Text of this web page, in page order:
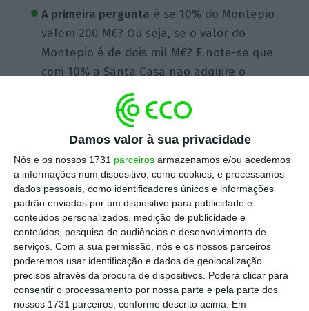
Damos valor à sua privacidade
Nós e os nossos 1731 parceiros armazenamos e/ou acedemos
a informações num dispositivo, como cookies, e processamos
dados pessoais, como identificadores únicos e informações
padrão enviadas por um dispositivo para publicidade e
conteúdos personalizados, medição de publicidade e
conteúdos, pesquisa de audiências e desenvolvimento de
serviços. Com a sua permissão, nós e os nossos parceiros
poderemos usar identificação e dados de geolocalização
precisos através da procura de dispositivos. Poderá clicar para
consentir o processamento por nossa parte e pela parte dos
nossos 1731 parceiros, conforme descrito acima. Em
A primeira pergunta é se 10% do Montepio
valem 200 M€? Ou seja, se o valor do
Montepio é de dois mil M€? E note-se que
com 10% a Santa Casa não adquire o
controlo da instituição (pelo contrário, esse
controlo permanece na Associação
Mutualista), pelo que nem sequer se pode
falar de um prémio pelo controlo, que faria o
preço do Montepio subir.
Olhando ao relatório de 2016 do Montepio, vemos
que o capital do banco ronda os 1.4 mil M€, sendo
que os rácios Tier1 são de 8.8% e 6.6%. A margem
financeira foi de 250 M€ (o que coloca a avaliação
do banco num múltiplo de 8). O resultado líquido
foi negativo em 85 M€. Os resultados operacionais